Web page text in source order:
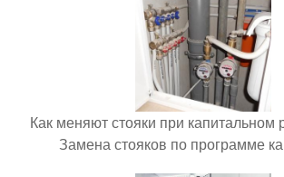
Как меняют стояки при капитальном
Замена стояков по программе